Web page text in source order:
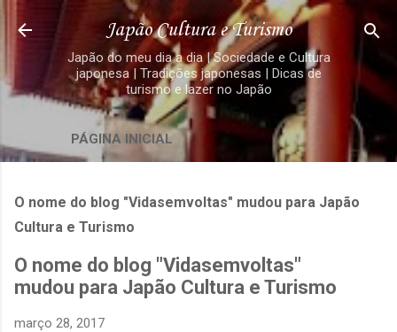
Pular para o conteúdo principal
Japão Cultura e Turismo
Japão do meu dia a dia | Sociedade e Cultura
japonesa | Tradições japonesas | Dicas de
turismo e lazer no Japão
PÁGINA INICIAL
O nome do blog "Vidasemvoltas" mudou para Japão
Cultura e Turismo
O nome do blog "Vidasemvoltas"
mudou para Japão Cultura e Turismo
março 28, 2017